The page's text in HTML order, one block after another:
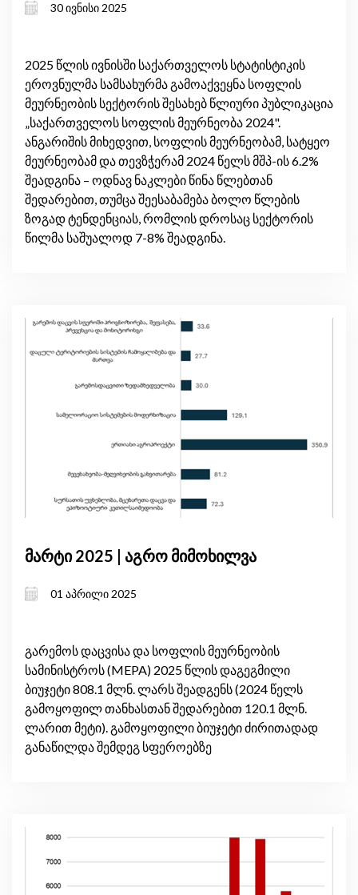
30 ივნისი 2025
2025 წლის ივნისში საქართველოს სტატისტიკის
ეროვნულმა სამსახურმა გამოაქვეყნა სოფლის
მეურნეობის სექტორის შესახებ წლიური პუბლიკაცია
„საქართველოს სოფლის მეურნეობა 2024".
ანგარიშის მიხედვით, სოფლის მეურნეობამ, სატყეო
მეურნეობამ და თევზჭერამ 2024 წელს მშპ-ის 6.2%
შეადგინა – ოდნავ ნაკლები წინა წლებთან
შედარებით, თუმცა შეესაბამება ბოლო წლების
ზოგად ტენდენციას, რომლის დროსაც სექტორის
წილმა საშუალოდ 7-8% შეადგინა.
მარტი 2025 | აგრო მიმოხილვა
01 აპრილი 2025
გარემოს დაცვისა და სოფლის მეურნეობის
სამინისტროს (MEPA) 2025 წლის დაგეგმილი
ბიუჯეტი 808.1 მლნ. ლარს შეადგენს (2024 წელს
გამოყოფილ თანხასთან შედარებით 120.1 მლნ.
ლარით მეტი). გამოყოფილი ბიუჯეტი ძირითადად
განაწილდა შემდეგ სფეროებზე